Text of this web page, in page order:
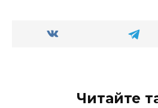
Читайте